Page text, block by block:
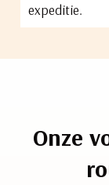
expeditie.
Onze